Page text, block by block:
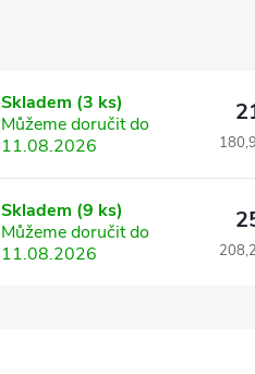
Skladem (3 ks)
Můžeme doručit do
11.08.2026
Skladem (9 ks)
Můžeme doručit do
11.08.2026